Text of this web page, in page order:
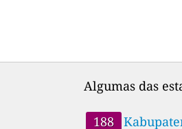
Algumas das
188